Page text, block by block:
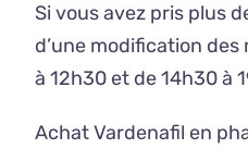
Si vous avez pris plus
d’une modification
à 12h30 et de 14h30 à
Achat Vardenafil en